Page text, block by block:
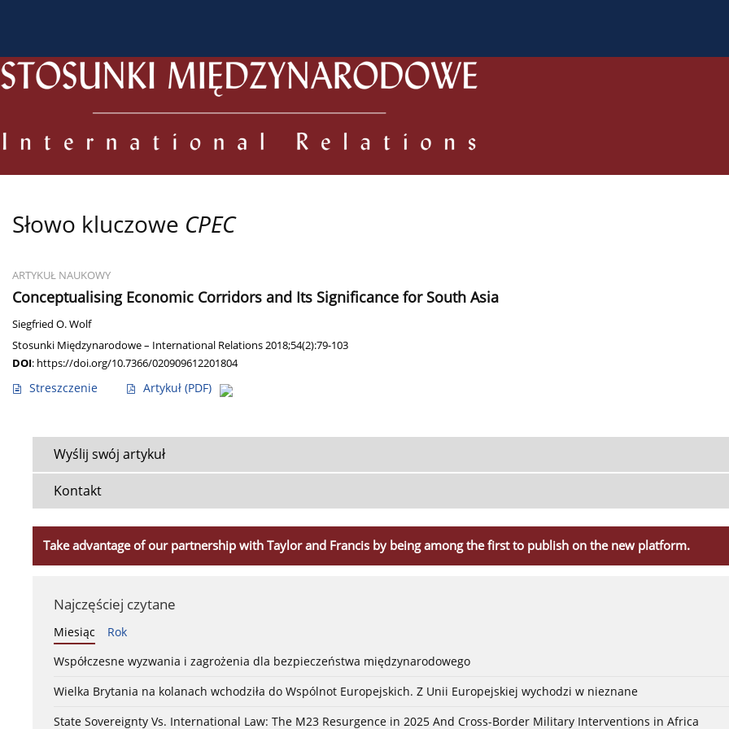
Słowo kluczowe CPEC
ARTYKUŁ NAUKOWY
Conceptualising Economic Corridors and Its Significance for South Asia
Siegfried O. Wolf
Stosunki Międzynarodowe – International Relations 2018;54(2):79-103
DOI: https://doi.org/10.7366/020909612201804
Streszczenie Artykuł (PDF)
Wyślij swój artykuł
Kontakt
Take advantage of our partnership with Taylor and Francis by being among the first to publish on the new platform.
Najczęściej czytane
Miesiąc
Rok
Współczesne wyzwania i zagrożenia dla bezpieczeństwa międzynarodowego
Wielka Brytania na kolanach wchodziła do Wspólnot Europejskich. Z Unii Europejskiej wychodzi w nieznane
State Sovereignty Vs. International Law: The M23 Resurgence in 2025 And Cross-Border Military Interventions in Africa